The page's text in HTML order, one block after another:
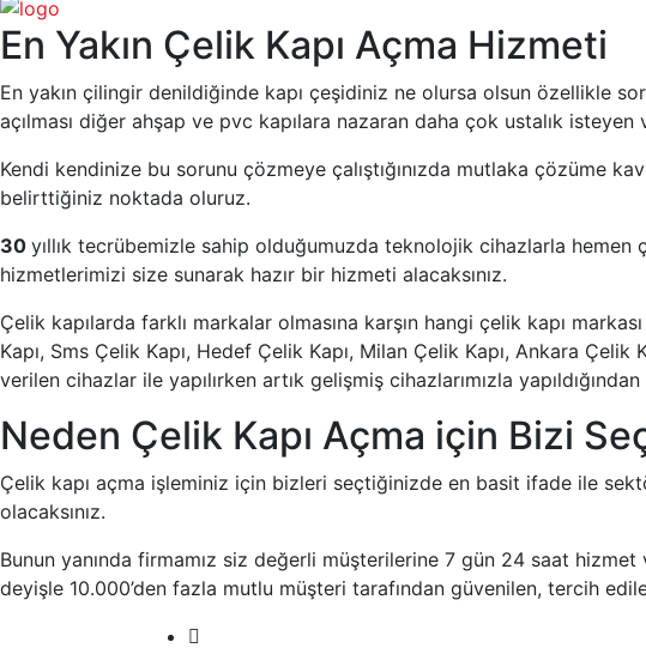
En Yakın Çelik Kapı Açma Hizmeti
En yakın çilingir denildiğinde kapı çeşidiniz ne olursa olsun özellikle
açılması diğer ahşap ve pvc kapılara nazaran daha çok ustalık
Kendi kendinize bu sorunu çözmeye çalıştığınızda mutlaka çözüme
belirttiğiniz noktada oluruz.
30 yıllık tecrübemizle sahip olduğumuzda teknolojik cihazlarla hemen
hizmetlerimizi size sunarak hazır bir hizmeti alacaksınız.
Çelik kapılarda farklı markalar olmasına karşın hangi çelik kapı
Kapı, Sms Çelik Kapı, Hedef Çelik Kapı, Milan Çelik Kapı, Ankara
verilen cihazlar ile yapılırken artık gelişmiş cihazlarımızla
Neden Çelik Kapı Açma için Bizi
Çelik kapı açma işleminiz için bizleri seçtiğinizde en basit ifade ile
olacaksınız.
Bunun yanında firmamız siz değerli müşterilerine 7 gün 24 saat hizmet
deyişle 10.000’den fazla mutlu müşteri tarafından güvenilen, tercih